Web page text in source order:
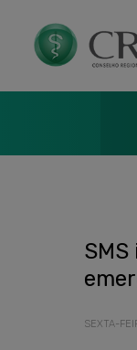
SEXTA-